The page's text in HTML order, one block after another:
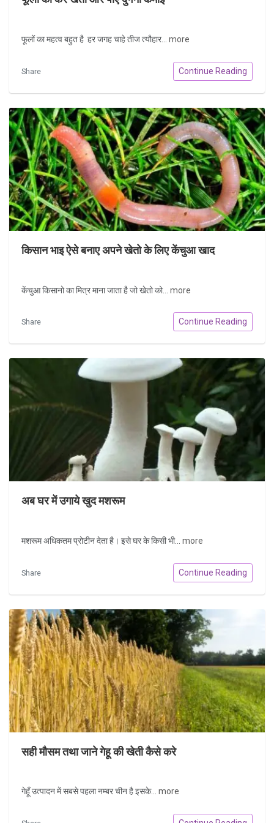
फूलों का महत्व बहुत है हर जगह चाहे तीज त्यौहार... more
Share Continue Reading
किसान भाइ ऐसे बनाए अपने खेतो के लिए केंचुआ खाद
केंचुआ किसानो का मित्र माना जाता है जो खेतो को... more
Share Continue Reading
अब घर में उगाये खुद मशरूम
मशरूम अधिकतम प्रोटीन देता है। इसे घर के किसी भी... more
Share Continue Reading
सही मौसम तथा जाने गेहू की खेती कैसे करे
गेहूँ उत्पादन में सबसे पहला नम्बर चीन है इसके... more